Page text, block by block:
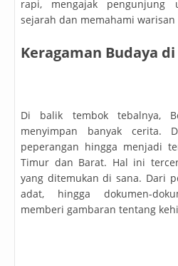
rapi, mengajak pengunjung
sejarah dan memahami warisan
Keragaman Budaya
Di balik tembok tebalnya,
menyimpan banyak cerita.
peperangan hingga menjadi
Timur dan Barat. Hal ini
yang ditemukan di sana. Dari
adat, hingga dokumen-
memberi gambaran tentang